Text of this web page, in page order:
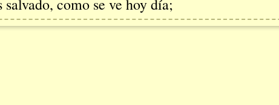
salvado, como se ve hoy día;